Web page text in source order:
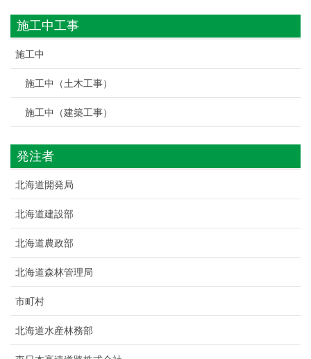
施工中工事
施工中
施工中（土木工事）
施工中（建築工事）
発注者
北海道開発局
北海道建設部
北海道農政部
北海道森林管理局
市町村
北海道水産林務部